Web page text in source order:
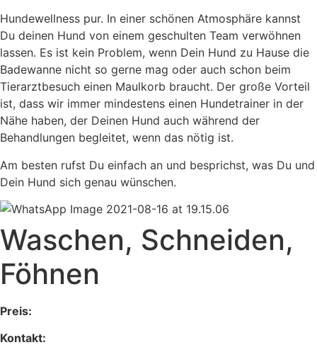
Hundewellness pur. In einer schönen Atmosphäre kannst
Du deinen Hund von einem geschulten Team verwöhnen
lassen. Es ist kein Problem, wenn Dein Hund zu Hause die
Badewanne nicht so gerne mag oder auch schon beim
Tierarztbesuch einen Maulkorb braucht. Der große Vorteil
ist, dass wir immer mindestens einen Hundetrainer in der
Nähe haben, der Deinen Hund auch während der
Behandlungen begleitet, wenn das nötig ist.
Am besten rufst Du einfach an und besprichst, was Du und
Dein Hund sich genau wünschen.
Waschen, Schneiden,
Föhnen
Preis:
Kontakt: